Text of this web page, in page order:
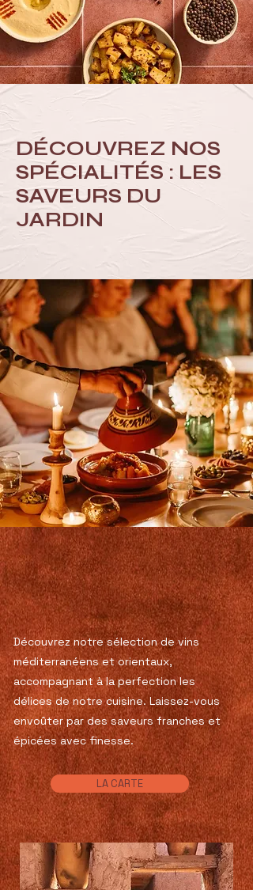
DÉCOUVREZ NOS
SPÉCIALITÉS : LES
SAVEURS DU
JARDIN
Découvrez notre sélection de vins
méditerranéens et orientaux,
accompagnant à la perfection les
délices de notre cuisine. Laissez-vous
envoûter par des saveurs franches et
épicées avec finesse.
LA CARTE